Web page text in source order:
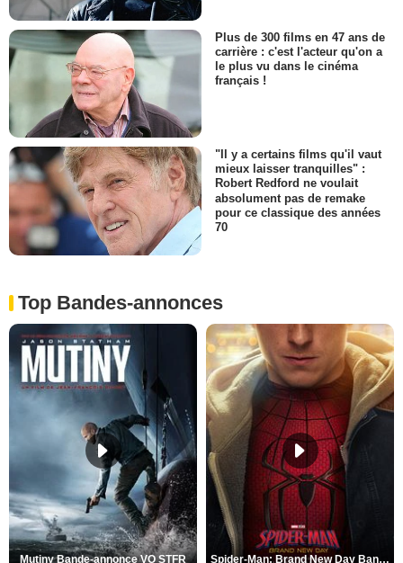
Plus de 300 films en 47 ans de
carrière : c'est l'acteur qu'on a
le plus vu dans le cinéma
français !
"Il y a certains films qu'il vaut
mieux laisser tranquilles" :
Robert Redford ne voulait
absolument pas de remake
pour ce classique des années
70
Top Bandes-annonces
Mutiny Bande-annonce VO STFR Spider-Man: Brand New Day Bande-annonce VO STFR